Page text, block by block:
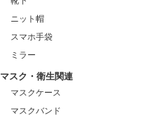
ニット帽
スマホ手袋
ミラー
マスク・衛生関連
マスクケース
マスクバンド